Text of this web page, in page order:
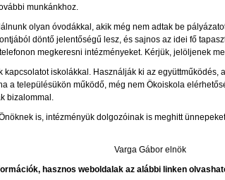
munkánkhoz.
olyan óvodákkal, akik még nem adtak be
döntő jelentőségű lesz, és sajnos az idei fő
megkeresni intézményeket. Kérjük, jelöljenek
kapcsolatot iskolákkal. Használják ki az
a településükön működő, még nem Ökoiskola
bizalommal.
is, intézményük dolgozóinak is meghitt
titkár Varga Gábor elnök
hasznos weboldalak az alábbi linken